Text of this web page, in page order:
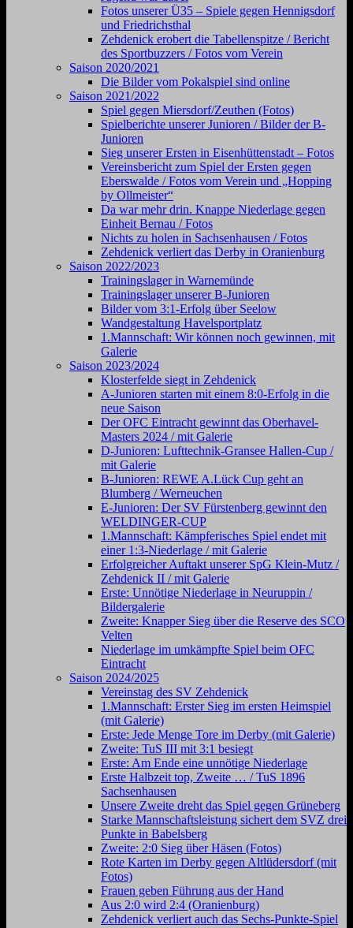
Fotos unserer Ü35 – Spiele gegen Hennigsdorf
und Friedrichsthal
Zehdenick erobert die Tabellenspitze / Bericht
des Sportbuzzers / Fotos vom Verein
Saison 2020/2021
Die Bilder vom Pokalspiel sind online
Saison 2021/2022
Spiel gegen Miersdorf/Zeuthen (Fotos)
Spielberichte unserer Junioren / Bilder der B-
Junioren
Sieg unserer Ersten in Eisenhüttenstadt – Fotos
Vereinsbericht zum Spiel der Ersten gegen
Eberswalde / Fotos vom Verein und „Hopping
by Ollmeister“
Da war mehr drin. Knappe Niederlage gegen
Einheit Bernau / Fotos
Nichts zu holen in Sachsenhausen / Fotos
Zehdenick verliert das Derby in Oranienburg
Saison 2022/2023
Trainingslager in Warnemünde
Trainingslager unserer B-Junioren
Bilder vom 3:1-Erfolg über Seelow
Wandgestaltung Havelsportplatz
1.Mannschaft: Wir können noch gewinnen, mit
Galerie
Saison 2023/2024
Klosterfelde siegt in Zehdenick
A-Junioren starten mit einem 8:0-Erfolg in die
neue Saison
Der OFC Eintracht gewinnt das Oberhavel-
Masters 2024 / mit Galerie
D-Junioren: Lufttechnik-Gransee Hallen-Cup /
mit Galerie
B-Junioren: REWE A.Lück Cup geht an
Blumberg / Werneuchen
E-Junioren: Der SV Fürstenberg gewinnt den
WELDINGER-CUP
1.Mannschaft: Kämpferisches Spiel endet mit
einer 1:3-Niederlage / mit Galerie
Erfolgreicher Auftakt unserer SpG Klein-Mutz /
Zehdenick II / mit Galerie
Erste: Unnötige Niederlage in Neuruppin /
Bildergalerie
Zweite: Knapper Sieg über die Reserve des SCO
Velten
Niederlage im umkämpfte Spiel beim OFC
Eintracht
Saison 2024/2025
Vereinstag des SV Zehdenick
1.Mannschaft: Erster Sieg im ersten Heimspiel
(mit Galerie)
Erste: Jede Menge Tore im Derby (mit Galerie)
Zweite: TuS III mit 3:1 besiegt
Erste: Am Ende eine unnötige Niederlage
Erste Halbzeit top, Zweite … / TuS 1896
Sachsenhausen
Unsere Zweite dreht das Spiel gegen Grüneberg
Starke Mannschaftsleistung sichert dem SVZ drei
Punkte in Babelsberg
Zweite: 2:0 Sieg über Häsen (Fotos)
Rote Karten im Derby gegen Altlüdersdorf (mit
Fotos)
Frauen geben Führung aus der Hand
Aus 2:0 wird 2:4 (Oranienburg)
Zehdenick verliert auch das Sechs-Punkte-Spiel